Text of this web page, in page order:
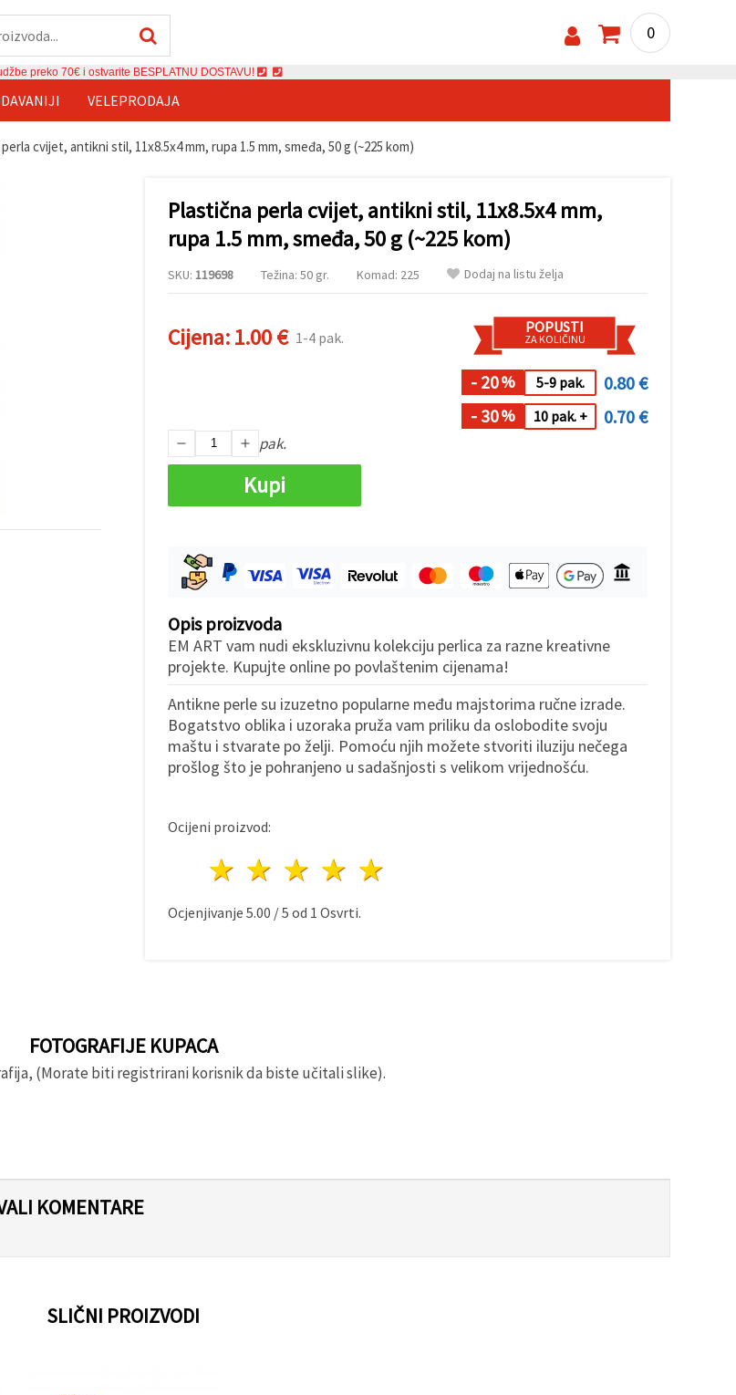
0
preko 70€ i ostvarite BESPLATNU DOSTAVU!
VELEPRODAJA
cvijet, antikni stil, 11x8.5x4 mm, rupa 1.5 mm, smeđa, 50 g (~225 kom)
Plastična perla cvijet, antikni stil, 11x8.5x4 mm,
rupa 1.5 mm, smeđa, 50 g (~225 kom)
SKU: 119698 Težina: 50 gr. Komad: 225 Dodaj na listu želja
Cijena:1.00 € 1-4 pak.
POPUSTI
ZA KOLIČINU
- 20% 5-9 pak.
0.80 €
- 30% 10 pak. + 0.70 €
pak.
Kupi
Opis proizvoda
EM ART vam nudi ekskluzivnu kolekciju perlica za razne kreativne
projekte. Kupujte online po povlaštenim cijenama!
Antikne perle su izuzetno popularne među majstorima ručne izrade.
Bogatstvo oblika i uzoraka pruža vam priliku da oslobodite svoju
maštu i stvarate po želji. Pomoću njih možete stvoriti iluziju nečega
prošlog što je pohranjeno u sadašnjosti s velikom vrijednošću.
Ocijeni proizvod:
4 zvijezde
3 zvijezde
2 zvijezde
1 zvijezda
Ocjenjivanje 5.00 /5 od 1 Osvrti.
FOTOGRAFIJE KUPACA
(Morate biti registrirani korisnik da biste učitali slike).
KOMENTARE
SLIČNI PROIZVODI